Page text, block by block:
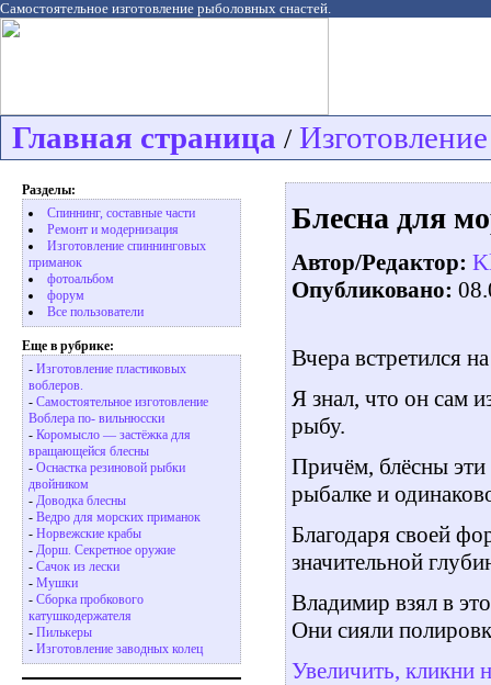
Самостоятельное изготовление рыболовных снастей.
Главная страница /
Разделы:
Спиннинг, составные части
Ремонт и модернизация
Изготовление спиннинговых
приманок
фотоальбом
форум
Все пользователи
Еще в рубрике:
- Изготовление пластиковых
воблеров.
- Самостоятельное изготовление
Воблера по- вильнюсски
- Коромысло — застёжка для
вращающейся блесны
- Оснастка резиновой рыбки
двойником
- Доводка блесны
- Ведро для морских приманок
- Норвежские крабы
- Дорш. Секретное оружие
- Сачок из лески
- Мушки
- Сборка пробкового
катушкодержателя
- Пилькеры
- Изготовление заводных колец
Блесна для
Автор/Редактор:
Опубликовано:
Вчера встретился
Я знал, что он сам
рыбу.
Причём, блёсны
рыбалке и
Благодаря своей
значительной
Владимир взял в
Они сияли
Увеличить, кликни